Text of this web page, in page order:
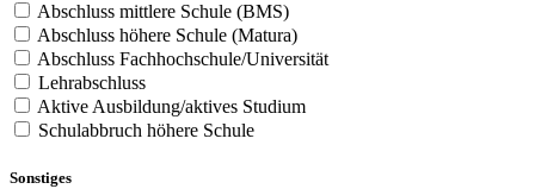
Abschluss mittlere Schule (BMS)
Abschluss höhere Schule (Matura)
Abschluss Fachhochschule/Universität
Lehrabschluss
Aktive Ausbildung/aktives Studium
Schulabbruch höhere Schule
Sonstiges